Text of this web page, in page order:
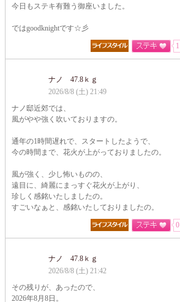
今日もステキ有難う御座いました。
ではgoodknightです☆彡
1
ナノ 47.8ｋｇ
2026/8/8 (土) 21:49
ナノ邸近郊では、
風がやや強く吹いておりますの。
通年の1時間遅れで、スタートしたようで、
今の時間まで、花火が上がっておりましたの。
風が強く、少し怖いものの、
遠目に、綺麗にまっすぐ花火が上がり、
珍しく感銘いたしましたの。
すごいなぁと、感銘いたしておりましたの。
0
ナノ 47.8ｋｇ
2026/8/8 (土) 21:42
その残りが、あったので、
2026年8月8日。